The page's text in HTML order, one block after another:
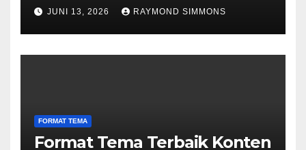
JUNI 13, 2026 RAYMOND SIMMONS
FORMAT TEMA
Format Tema Terbaik Konten